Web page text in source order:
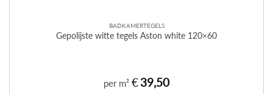
BADKAMERTEGELS
Gepolijste witte tegels Aston white 120×60
per m² €39,50